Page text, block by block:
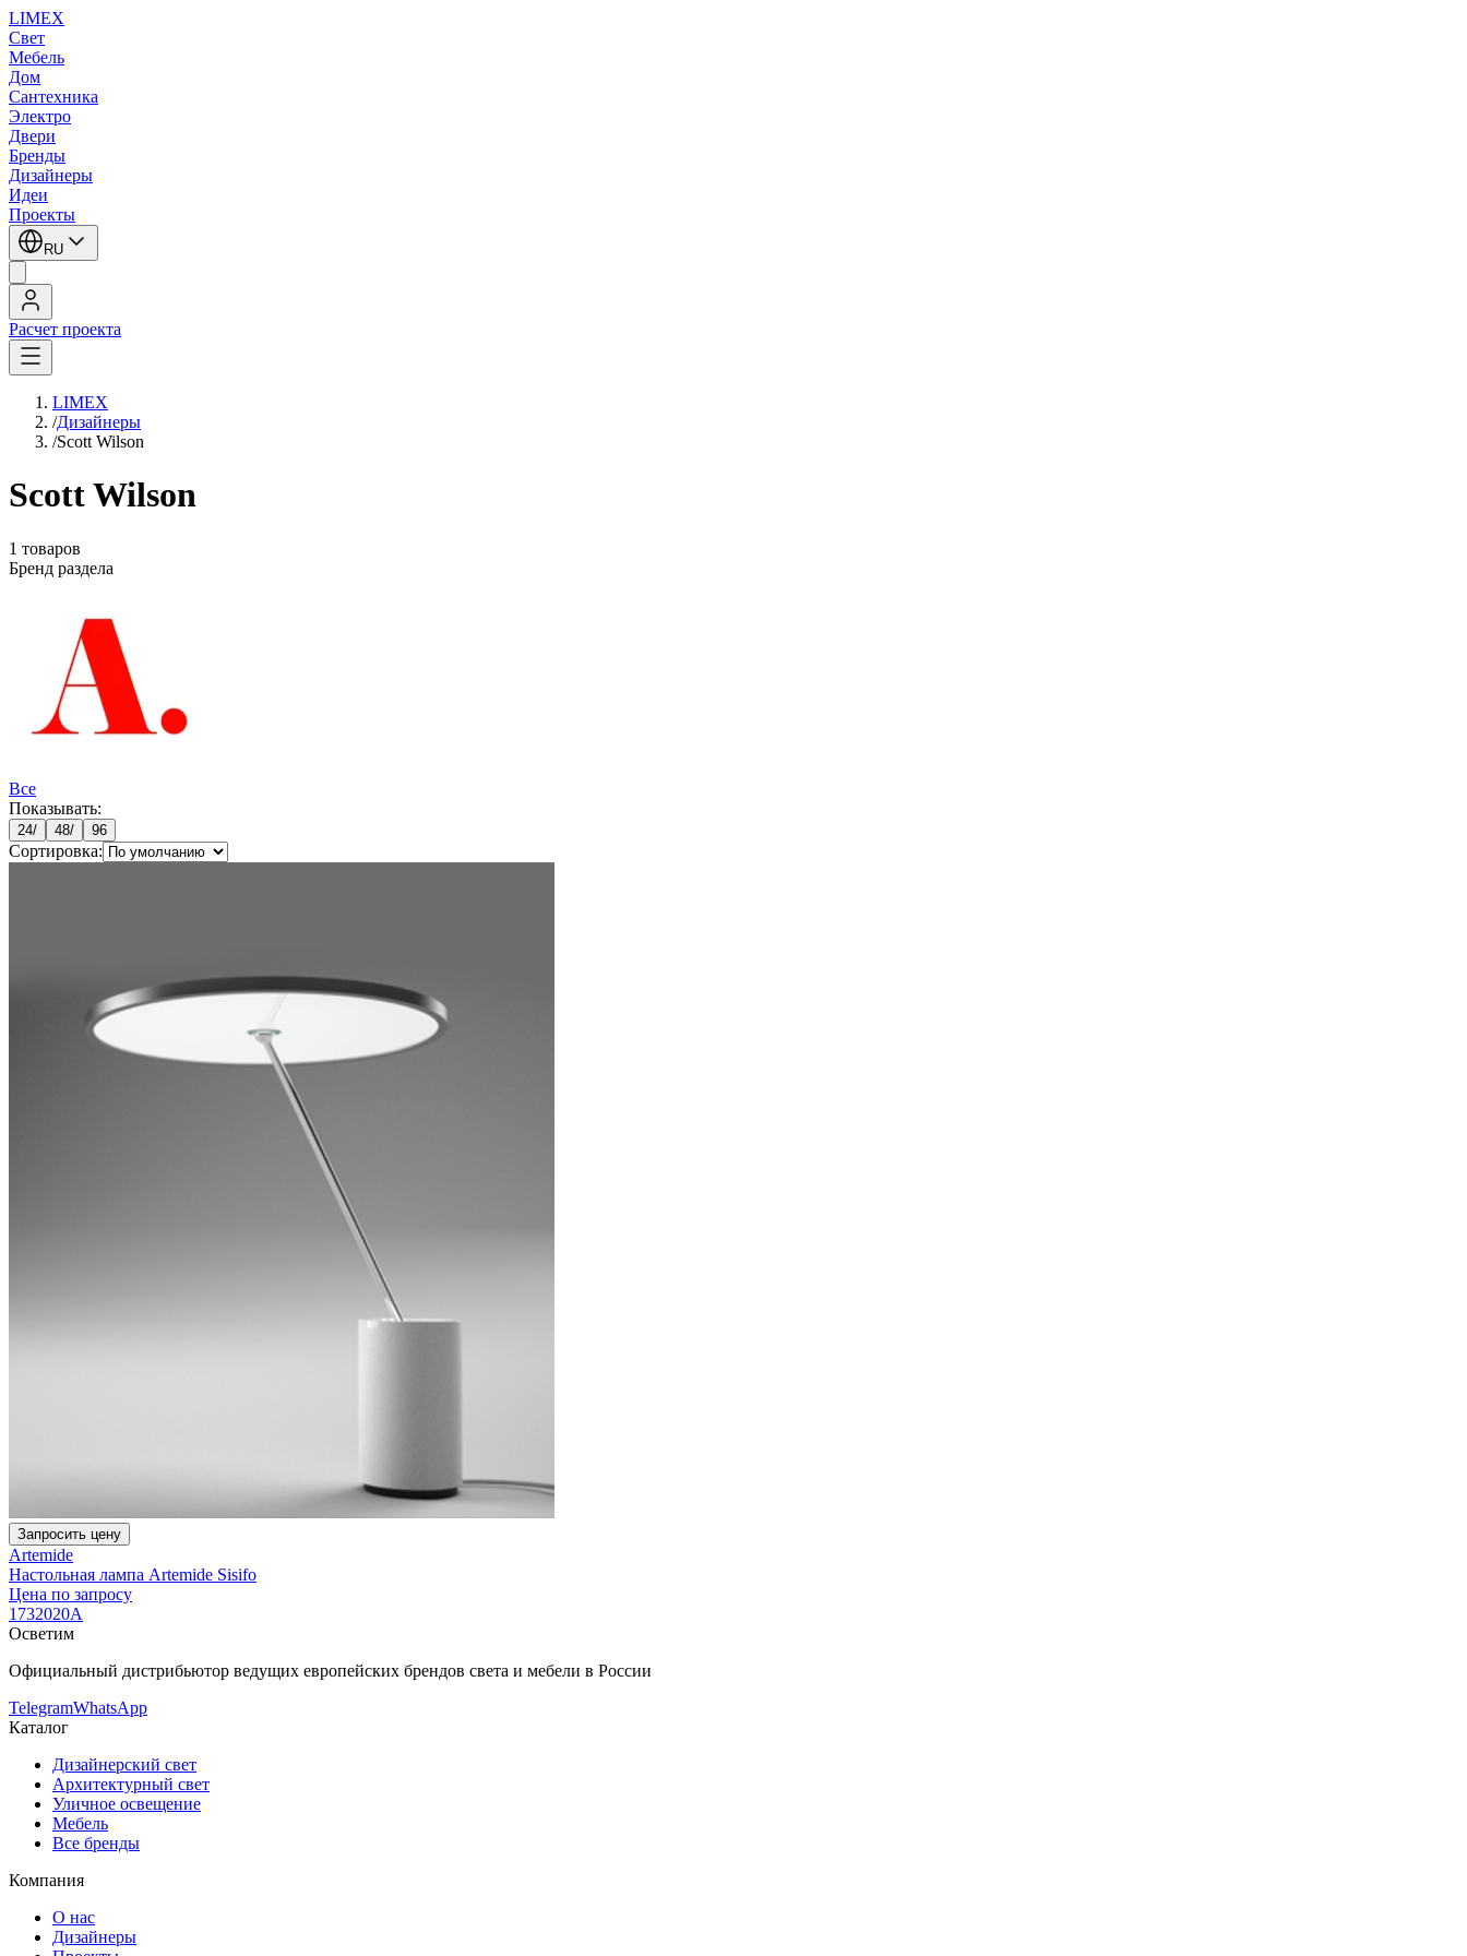
LIMEX
Свет
Мебель
Дом
Сантехника
Электро
Двери
Бренды
Дизайнеры
Идеи
Проекты
RU
Расчет проекта
LIMEX
/Дизайнеры
/Scott Wilson
Scott Wilson
1 товаров
Бренд раздела
Все
Показывать:
24/ 48/ 96
Сортировка:
Запросить цену
Artemide
Настольная лампа Artemide Sisifo
Цена по запросу
1732020A
Осветим
Официальный дистрибьютор ведущих европейских брендов света и мебели в России
TelegramWhatsApp
Каталог
Дизайнерский свет
Архитектурный свет
Уличное освещение
Мебель
Все бренды
Компания
О нас
Дизайнеры